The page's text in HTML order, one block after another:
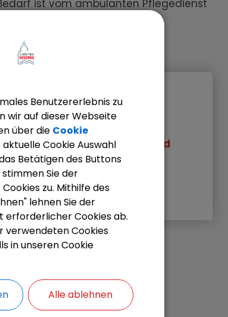
ist vom ambulanten Pflegedienst
Zimmerei alles vorhanden.
Gewerbeverband
Gemeinde Kissing
Benutzererlebnis zu
wir auf dieser Webseite
über die Cookie
aktuelle Cookie Auswahl
Betätigen des Buttons
Sie der
zu. Mithilfe des
lehnen Sie der
erforderlicher Cookies ab.
verwendeten Cookies
in unseren Cookie
Alle ablehnen